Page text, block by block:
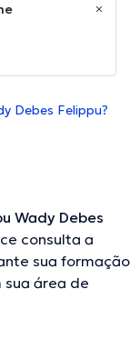
Debes Felippu?
Wady Debes
consulta a
sua formação
área de